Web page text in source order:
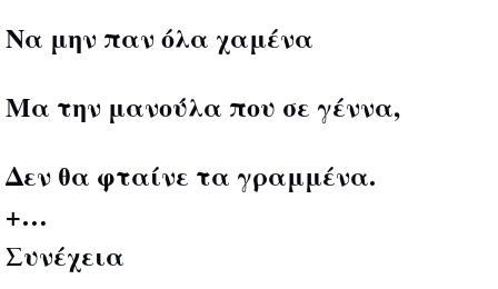
Να μην παν όλα χαμένα
Μα την μανούλα που σε γέννα,
Δεν θα φταίνε τα γραμμένα.
+…
Συνέχεια